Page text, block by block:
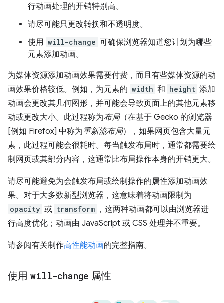
行动画处理的开销特别高。
请尽可能只更改转换和不透明度。
使用 will-change 可确保浏览器知道您计划为哪些
元素添加动画。
为媒体资源添加动画效果需要付费，而且有些媒体资源的动
画效果价格较低。例如，为元素的 width 和 height 添加
动画会更改其几何图形，并可能会导致页面上的其他元素移
动或更改大小。此过程称为布局（在基于 Gecko 的浏览器
[例如 Firefox] 中称为重新流布局），如果网页包含大量元
素，此过程可能会很耗时。每当触发布局时，通常都需要绘
制网页或其部分内容，这通常比布局操作本身的开销更大。
请尽可能避免为会触发布局或绘制操作的属性添加动画效
果。对于大多数新型浏览器，这意味着将动画限制为
opacity 或 transform ，这两种动画都可以由浏览器进
行高度优化；动画由 JavaScript 或 CSS 处理并不重要。
请参阅有关制作高性能动画的完整指南。
使用 will-change 属性